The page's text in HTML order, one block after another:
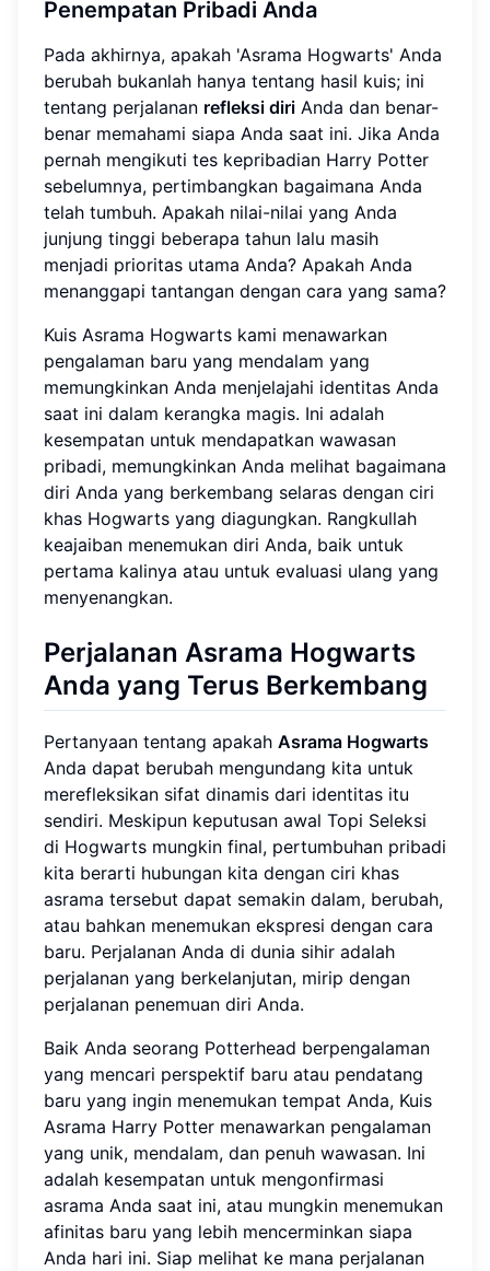
Penempatan Pribadi Anda
Pada akhirnya, apakah 'Asrama Hogwarts' Anda
berubah bukanlah hanya tentang hasil kuis; ini
tentang perjalanan refleksi diri Anda dan benar-
benar memahami siapa Anda saat ini. Jika Anda
pernah mengikuti tes kepribadian Harry Potter
sebelumnya, pertimbangkan bagaimana Anda
telah tumbuh. Apakah nilai-nilai yang Anda
junjung tinggi beberapa tahun lalu masih
menjadi prioritas utama Anda? Apakah Anda
menanggapi tantangan dengan cara yang sama?
Kuis Asrama Hogwarts kami menawarkan
pengalaman baru yang mendalam yang
memungkinkan Anda menjelajahi identitas Anda
saat ini dalam kerangka magis. Ini adalah
kesempatan untuk mendapatkan wawasan
pribadi, memungkinkan Anda melihat bagaimana
diri Anda yang berkembang selaras dengan ciri
khas Hogwarts yang diagungkan. Rangkullah
keajaiban menemukan diri Anda, baik untuk
pertama kalinya atau untuk evaluasi ulang yang
menyenangkan.
Perjalanan Asrama Hogwarts
Anda yang Terus Berkembang
Pertanyaan tentang apakah Asrama Hogwarts
Anda dapat berubah mengundang kita untuk
merefleksikan sifat dinamis dari identitas itu
sendiri. Meskipun keputusan awal Topi Seleksi
di Hogwarts mungkin final, pertumbuhan pribadi
kita berarti hubungan kita dengan ciri khas
asrama tersebut dapat semakin dalam, berubah,
atau bahkan menemukan ekspresi dengan cara
baru. Perjalanan Anda di dunia sihir adalah
perjalanan yang berkelanjutan, mirip dengan
perjalanan penemuan diri Anda.
Baik Anda seorang Potterhead berpengalaman
yang mencari perspektif baru atau pendatang
baru yang ingin menemukan tempat Anda, Kuis
Asrama Harry Potter menawarkan pengalaman
yang unik, mendalam, dan penuh wawasan. Ini
adalah kesempatan untuk mengonfirmasi
asrama Anda saat ini, atau mungkin menemukan
afinitas baru yang lebih mencerminkan siapa
Anda hari ini. Siap melihat ke mana perjalanan